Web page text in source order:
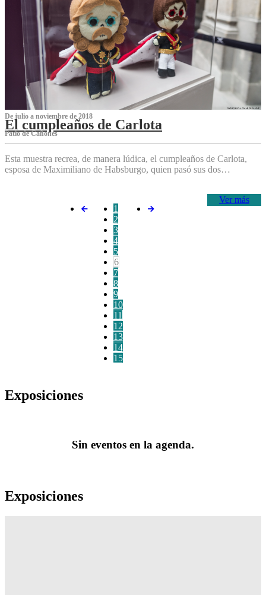
De julio a noviembre de 2018
El cumpleaños de Carlota
Patio de Cañones
Esta muestra recrea, de manera lúdica, el cumpleaños de Carlota,
esposa de Maximiliano de Habsburgo, quien pasó sus dos…
Ver más
1
2
3
4
5
6
7
8
9
10
11
12
13
14
15
Exposiciones
Sin eventos en la agenda.
Exposiciones